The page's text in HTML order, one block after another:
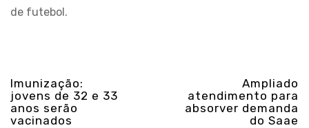
de futebol.
Imunização:
jovens de 32 e 33
anos serão
vacinados
Ampliado
atendimento para
absorver demanda
do Saae